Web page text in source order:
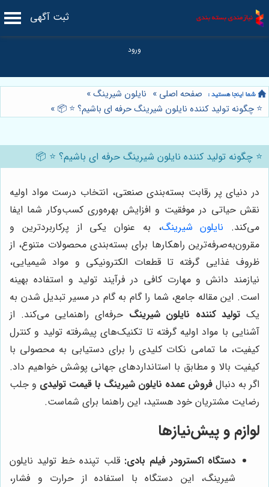
ثبت آگهی
صفحه اصلی » نایلون شیرینگ»
⭐️ چگونه تولید کننده نایلون شیرینگ حرفه ای باشیم؟ ⭐️ 📦 »
⭐️ چگونه تولید کننده نایلون شیرینگ حرفه ای باشیم؟ ⭐️ 📦
در دنیای پر رقابت بسته‌بندی صنعتی، انتخاب درست مواد اولیه
نقش حیاتی در موفقیت و افزایش بهره‌وری کسب‌وکار شما ایفا
می‌کند. نایلون شیرینگ، به عنوان یکی از پرکاربردترین و
مقرون‌به‌صرفه‌ترین راهکارها برای بسته‌بندی محصولات متنوع، از
ظروف غذایی گرفته تا قطعات الکترونیکی و مواد شیمیایی،
نیازمند دانش و مهارت کافی در فرآیند تولید و استفاده بهینه
است. این مقاله جامع، شما را گام به گام در مسیر تبدیل شدن به
یک تولید کننده نایلون شیرینگ حرفه‌ای راهنمایی می‌کند. از
آشنایی با مواد اولیه گرفته تا تکنیک‌های پیشرفته تولید و کنترل
کیفیت، ما تمامی نکات کلیدی را برای دستیابی به محصولی با
کیفیت بالا و مطابق با استانداردهای جهانی پوشش خواهیم داد.
اگر به دنبال فروش عمده نایلون شیرینگ با قیمت تولیدی و جلب
رضایت مشتریان خود هستید، این راهنما برای شماست.
لوازم و پیش‌نیازها
دستگاه اکسترودر فیلم بادی: قلب تپنده خط تولید نایلون
شیرینگ، این دستگاه با استفاده از حرارت و فشار،